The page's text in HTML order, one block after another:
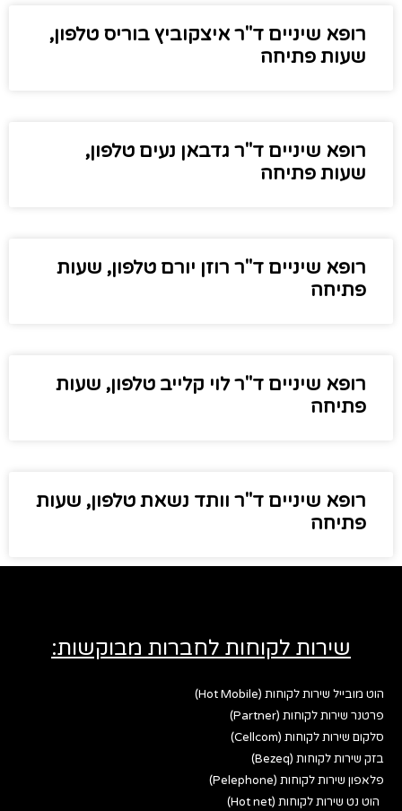
רופא שיניים ד"ר איצקוביץ בוריס טלפון,
שעות פתיחה
רופא שיניים ד"ר גדבאן נעים טלפון,
שעות פתיחה
רופא שיניים ד"ר רוזן יורם טלפון, שעות
פתיחה
רופא שיניים ד"ר לוי קלייב טלפון, שעות
פתיחה
רופא שיניים ד"ר וותד נשאת טלפון, שעות
פתיחה
שירות לקוחות לחברות מבוקשות:
הוט מובייל שירות לקוחות (Hot Mobile)
פרטנר שירות לקוחות (Partner)
סלקום שירות לקוחות (Cellcom)
בזק שירות לקוחות (Bezeq)
פלאפון שירות לקוחות (Pelephone)
הוט נט שירות לקוחות (Hot net)